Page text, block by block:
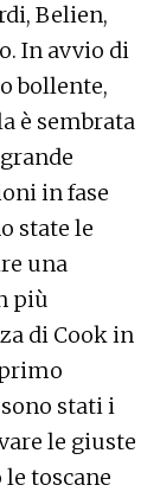
Belien,
In avvio di
bollente,
è sembrata
in fase
state le
una
più
di Cook in
stati i
le giuste
toscane